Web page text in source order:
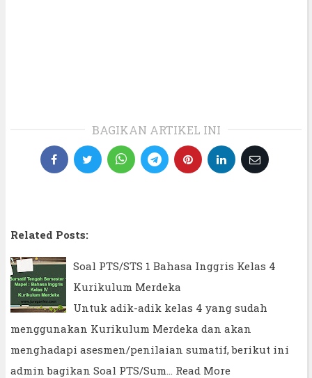
BAGIKAN ARTIKEL INI
Related Posts:
Soal PTS/STS 1 Bahasa Inggris Kelas 4
Kurikulum Merdeka
Untuk adik-adik kelas 4 yang sudah
menggunakan Kurikulum Merdeka dan akan
menghadapi asesmen/penilaian sumatif, berikut ini
admin bagikan Soal PTS/Sum…
Read More